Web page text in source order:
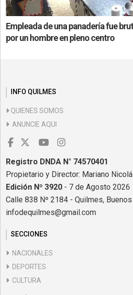
Empleada de una panadería fue
por un hombre en pleno centro
INFO QUILMES
QUIENES SOMOS
ANUNCIE AQUI
Registro DNDA N° 74570401
Propietario y Director: Mariano
Edición Nº 3920 - 7 de Agosto 2026
Calle 838 Nº 2184 - Quilmes,
infodequilmes@gmail.com
SECCIONES
NACIONALES
DEPORTES
CULTURA